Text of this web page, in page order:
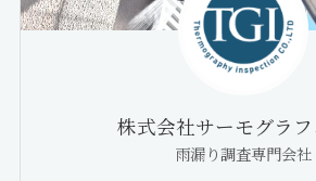
株式会社サーモグラ
雨漏り調査専門会社